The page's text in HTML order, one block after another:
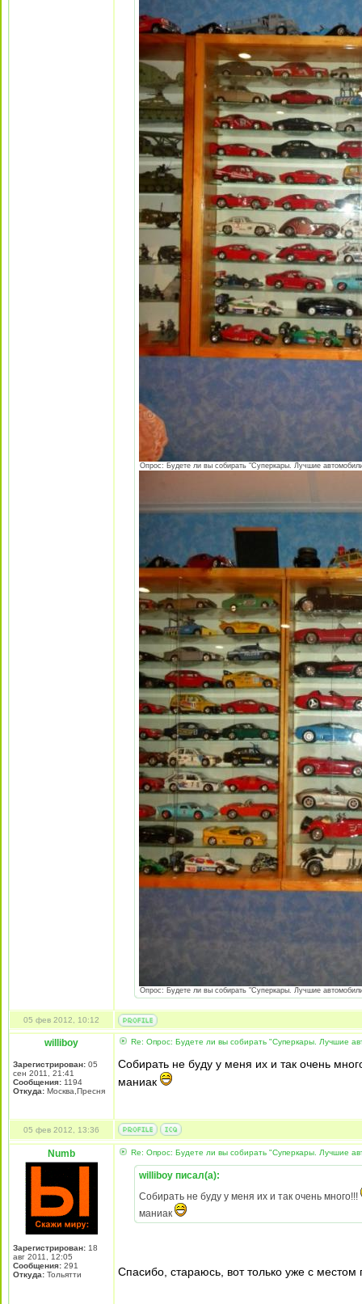
Опрос: Будете ли вы собирать "Суперкары. Лучшие
Опрос: Будете ли вы собирать "Суперкары. Лучшие
05 фев 2012, 10:12
williboy
Зарегистрирован: 05
сен 2011, 21:41
Сообщения: 1194
Откуда: Москва,Пресня
Re: Опрос: Будете ли вы собирать "Суперкары. Лучшие
Собирать не буду у меня их и так очень
маниак
05 фев 2012, 13:36
Numb
Зарегистрирован: 18
авг 2011, 12:05
Сообщения: 291
Откуда: Тольятти
Re: Опрос: Будете ли вы собирать "Суперкары. Лучшие
williboy писал(а):
Собирать не буду у меня их и так очень много!!!
маниак
Спасибо, стараюсь, вот только уже с